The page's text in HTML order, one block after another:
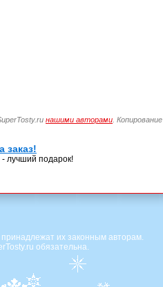
нашими авторами . Копирование
заказ!
лучший подарок!
их законным авторам.
обязательна.